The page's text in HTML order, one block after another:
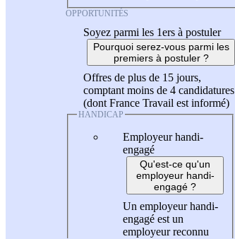
OPPORTUNITÉS
Soyez parmi les 1ers à postuler
Pourquoi serez-vous parmi les
premiers à postuler ?
Offres de plus de 15 jours,
comptant moins de 4 candidatures
(dont France Travail est informé)
HANDICAP
Employeur handi-
engagé
Qu'est-ce qu'un
employeur handi-
engagé ?
Un employeur handi-
engagé est un
employeur reconnu